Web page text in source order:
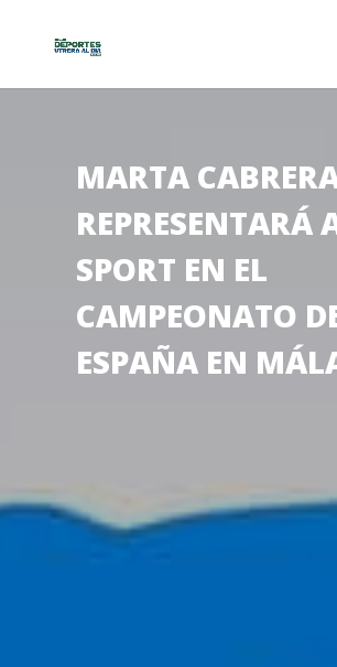
MARTA
REPRESENTARÁ
SPORT EN EL
CAMPEONATO
ESPAÑA EN